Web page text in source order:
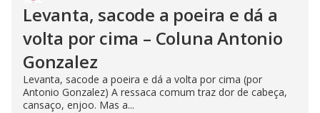
Levanta, sacode a poeira e dá a
volta por cima – Coluna Antonio
Gonzalez
Levanta, sacode a poeira e dá a volta por cima (por
Antonio Gonzalez) A ressaca comum traz dor de cabeça,
cansaço, enjoo. Mas a...